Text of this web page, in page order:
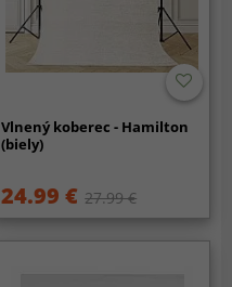
Vlnený koberec - Hamilton
(biely)
24.99 € 27.99 €